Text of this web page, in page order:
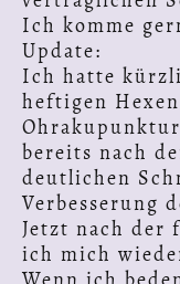
Ich komme
Update:
Ich hatte
heftigen
bereits nach
deutlichen
Verbesserung
Jetzt nach der
ich mich